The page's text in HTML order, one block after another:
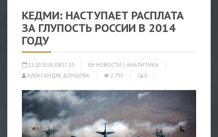
КЕДМИ: НАСТУПАЕТ РАСПЛАТА
ЗА ГЛУПОСТЬ РОССИИ В 2014
ГОДУ
11.10.2020 08:57:33 НОВОСТИ / АНАЛИТИКА
АЛЕКСАНДРА ДОНЦОВА
2 755 0